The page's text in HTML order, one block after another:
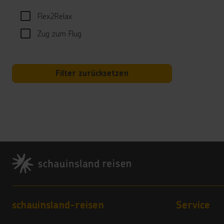
Flex2Relax
Zug zum Flug
Filter zurücksetzen
Footer
Footer navigation
schauinsland-reisen Service